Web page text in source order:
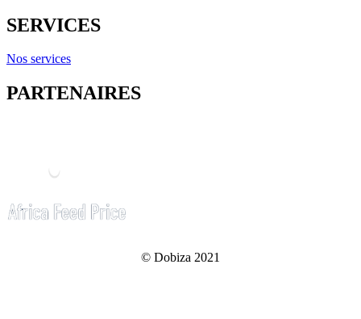
SERVICES
Nos services
PARTENAIRES
© Dobiza 2021